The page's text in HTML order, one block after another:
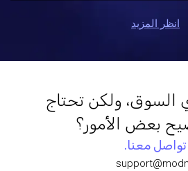
انظر المزيد
السوق، ولكن تحتاج
بعض الأمور؟
تواصل معنا.